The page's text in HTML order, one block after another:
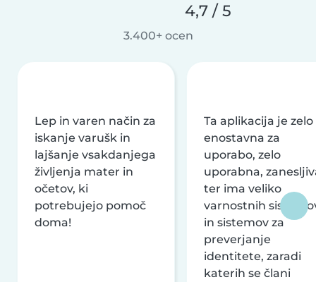
4,7 / 5
3.400+ ocen
Lep in varen način za
iskanje varušk in
lajšanje vsakdanjega
življenja mater in
očetov, ki
potrebujejo pomoč
doma!
Ta aplikacija je zelo
enostavna za
uporabo, zelo
uporabna,
ter ima veliko
varnostnih
in sistemov za
preverjanje
identitete, zaradi
katerih se člani